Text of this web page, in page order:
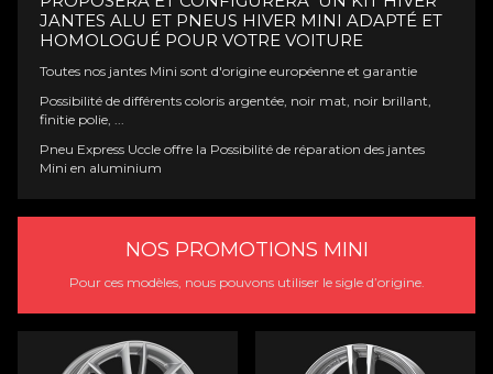
JANTES ALU ET PNEUS HIVER MINI ADAPTÉ ET
HOMOLOGUÉ POUR VOTRE VOITURE
Toutes nos jantes Mini sont d'origine européenne et garantie
Possibilité de différents coloris argentée, noir mat, noir brillant,
finitie polie, ...
Pneu Express Uccle offre la Possibilité de réparation des jantes
Mini en aluminium
NOS PROMOTIONS MINI
Pour ces modèles, nous pouvons utiliser le sigle d’origine.